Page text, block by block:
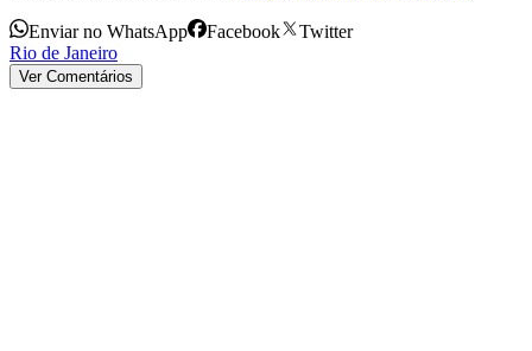
Enviar no WhatsApp Facebook
Twitter
Rio de Janeiro
Ver Comentários